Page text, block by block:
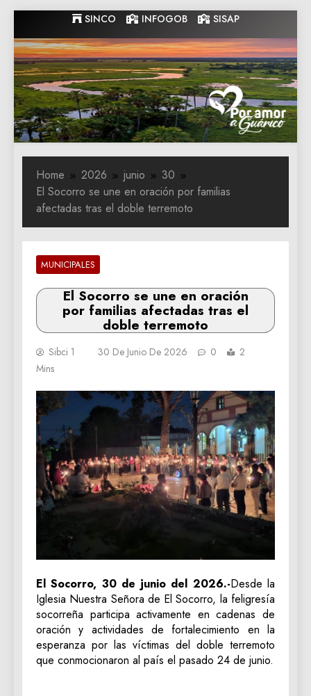
to
content
SINCO INFOGOB SISAP
Gobernacion
de Guarico
Gobernacion de Guarico
Home 2026 junio
30
El Socorro se une en oración por familias
afectadas tras el doble terremoto
MUNICIPALES
El Socorro se une en oración
por familias afectadas tras el
doble terremoto
Sibci 1 30 De Junio De 2026 0
2
Mins
El Socorro, 30 de junio del 2026.-Desde la
Iglesia Nuestra Señora de El Socorro, la feligresía
socorreña participa activamente en cadenas de
oración y actividades de fortalecimiento en la
esperanza por las víctimas del doble terremoto
que conmocionaron al país el pasado 24 de junio.